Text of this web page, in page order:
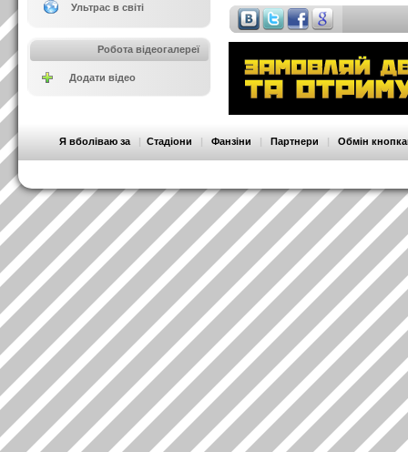
Ультрас в світі
Робота відеогалереї
Додати відео
Я вболіваю за | Стадіони | Фанзіни | Партнери | Обмін